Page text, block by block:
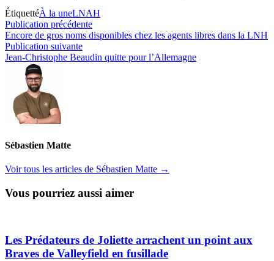
ÉtiquettéÀ la uneLNAH
Navigation
de
l’article
Publication précédentePublication
précédente :
Encore de gros noms disponibles chez les agents libres dans la LNH
Publication suivantePublication
suivante :
Jean-Christophe Beaudin quitte pour l’Allemagne
Sébastien Matte
Voir tous les articles de Sébastien Matte →
Vous pourriez aussi aimer
Les Prédateurs de Joliette arrachent un point aux
Braves de Valleyfield en fusillade